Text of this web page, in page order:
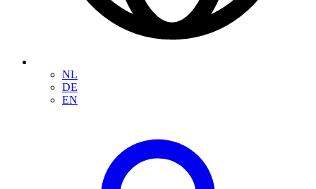
NL
DE
EN